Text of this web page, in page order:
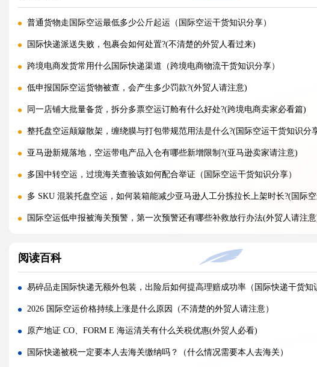
普通货物走国际空运最低多少公斤起运（国际空运干货知识分享）
国际快递派送失败，包裹会如何处置?(不清楚的外贸人看过来)
跨境电商发货常用什么国际快递渠道（跨境电商物流干货知识分享）
低申报国际空运货物被查，会产生多少罚款?(外贸人请注意)
同一店铺大批量备货，拆分多票空运订舱有什么好处?(跨境电商卖家必看篇)
整托盘空运颠簸散架，缠绕膜与打包带规范用法是什么?(国际空运干货知识分
亚马逊新规落地，空运带电产品入仓有哪些新增限制?(亚马逊卖家请注意)
多国中转空运，过境海关查验该如何配合举证（国际空运干货知识分享）
多 SKU 混装托盘空运，如何装箱能减少亚马逊人工分拣拉长上架时长?(国际
国际空运低申报被海关预警，第一次预警还有哪些补救放行办法(外贸人请注
亚马逊入仓排队，空派如何缩短上架等待时间?(亚马逊卖家必看篇)
跨境电商 FBA 空运，自主 VAT 清关和集体包税清关分别适配什么场景（亚马
凌晨落地的红眼航班空运，末端机场分拣会额外拉长多久派送时效?(不清楚的
国际空运附加费有哪些（燃油、安检、操作费一览）
国际空运运价经常波动（影响空运价格的核心因素）
阅读百科
易碎品走国际快递无额外包装，出险后如何提高理赔成功率（国际快递干货知
2026 国际空运价格持续上涨是什么原因（不清楚的外贸人请注意）
原产地证 CO、FORM E 海运清关有什么关税优惠(外贸人必看)
国际快递被税一定要本人去海关缴纳吗？（什么情况需要本人去海关）